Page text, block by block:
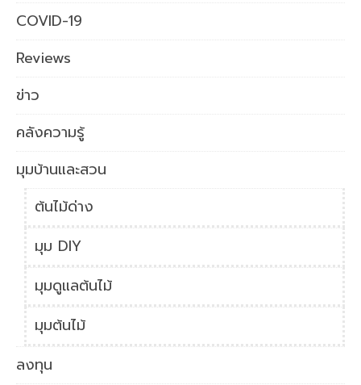
COVID-19
Reviews
ข่าว
คลังความรู้
มุมบ้านและสวน
ต้นไม้ด่าง
มุม DIY
มุมดูแลต้นไม้
มุมต้นไม้
ลงทุน